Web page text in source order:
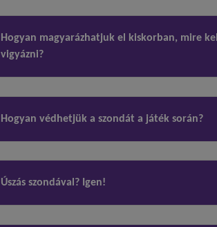
Hogyan magyarázhatjuk el kiskorban, mire kell
vigyázni?
Hogyan védhetjük a szondát a játék során?
Úszás szondával? Igen!